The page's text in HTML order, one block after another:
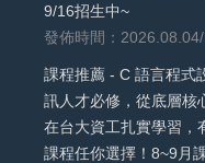
9/16招生中~
發佈時間：
課程推薦 - C 語言程式
訊人才必修，從底層核
在台大資工扎實學習，
課程任你選擇！8~9月